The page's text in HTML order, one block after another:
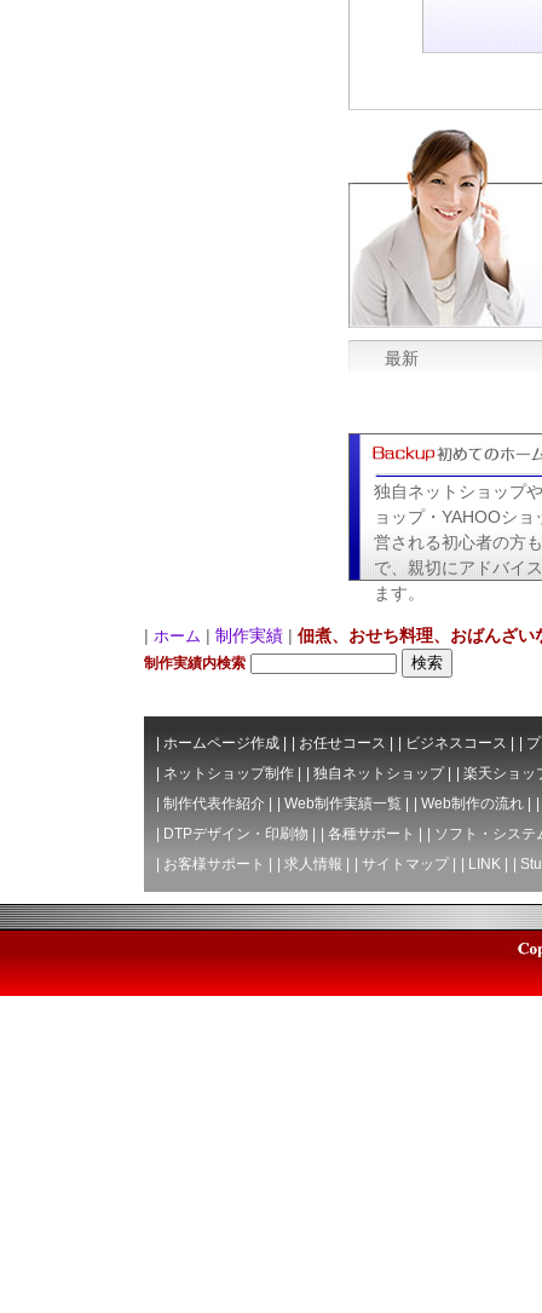
最新
独自ネットショップ
ョップ・YAHOOショ
営される初心者の方
で、親切にアドバイ
ます。
| ホーム | 制作実績 | 佃煮、おせち料理、おばんざい
制作実績内検索
ホームページ作成| お任せコース ビジネスコース
ネットショップ制作| 独自ネットショップ|
楽天ショッ
制作代表作紹介| Web制作実績一覧 Web制作の流れ|
DTPデザイン・印刷物 各種サポート
ソフト・システ
お客様サポート 求人情報 サイトマップ| LINK|